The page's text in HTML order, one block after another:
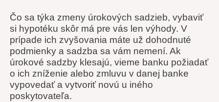
Čo sa týka zmeny úrokových sadzieb, vybaviť
si hypotéku skôr má pre vás len výhody. V
prípade ich zvyšovania máte už dohodnuté
podmienky a sadzba sa vám nemení. Ak
úrokové sadzby klesajú, vieme banku požiadať
o ich zníženie alebo zmluvu v danej banke
vypovedať a vytvoriť novú u iného
poskytovateľa.